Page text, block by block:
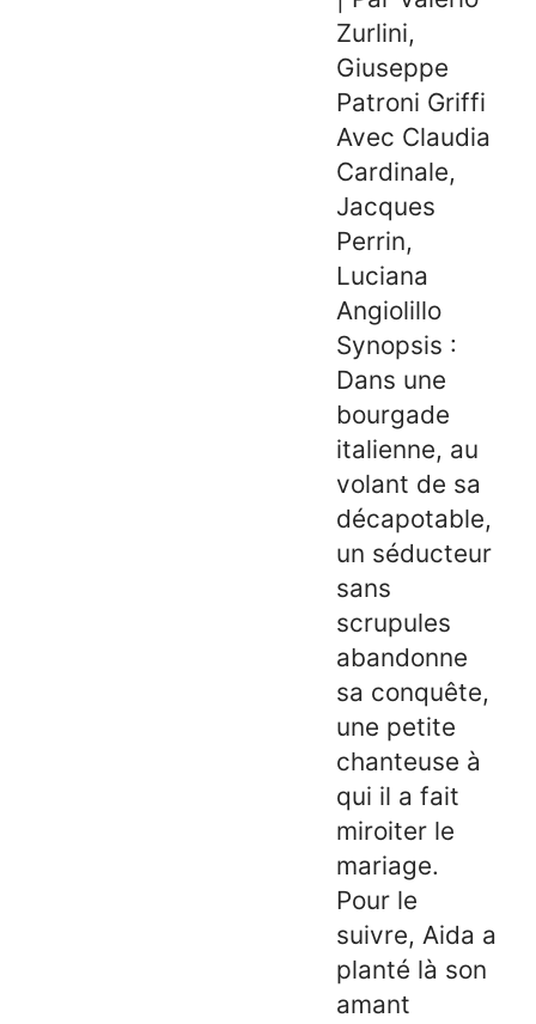
Zurlini,
Giuseppe
Patroni Griffi
Avec Claudia
Cardinale,
Jacques
Perrin,
Luciana
Angiolillo
Synopsis :
Dans une
bourgade
italienne, au
volant de sa
décapotable,
un séducteur
sans
scrupules
abandonne
sa conquête,
une petite
chanteuse à
qui il a fait
miroiter le
mariage.
Pour le
suivre, Aida a
planté là son
amant